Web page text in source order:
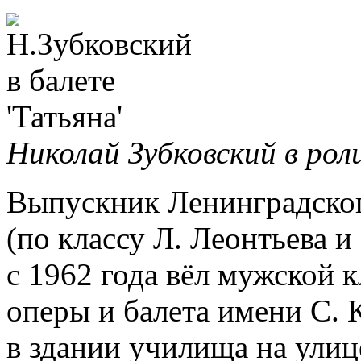
Николай Зубковский в
Выпускник
(по классу Л. Леонтьева
с 1962 года вёл мужской
оперы и балета имени С.
в здании училища на